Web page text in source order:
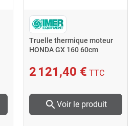
Truelle thermique moteur
HONDA GX 160 60cm
2 121,40 € TTC
search Voir le produit